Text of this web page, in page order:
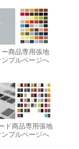
ー商品専用張地
プルページへ
ド商品専用張地
プルページへ